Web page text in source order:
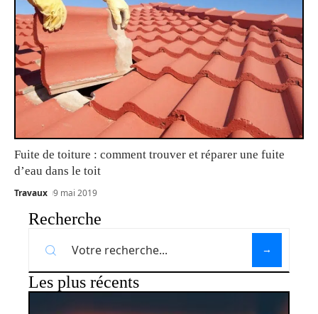
Fuite de toiture : comment trouver et réparer une fuite
d’eau dans le toit
Travaux 9 mai 2019
Recherche
Les plus récents